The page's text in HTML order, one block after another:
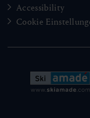
Accessibility
Cookie